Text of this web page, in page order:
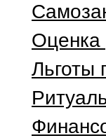
Оценка
Льготы